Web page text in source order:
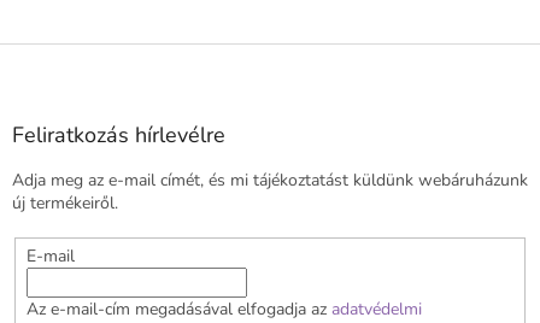
L
Feliratkozás hírlevélre
Adja meg az e-mail címét, és mi tájékoztatást küldünk webáruházunk
új termékeiről.
E-mail
Az e-mail-cím megadásával elfogadja az adatvédelmi